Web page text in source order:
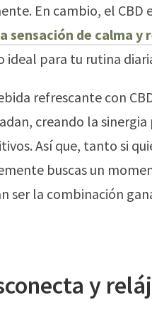
En cambio, el CBD
sensación de calma y
para tu rutina
refrescante con
creando la
Así que, tanto si
buscas un
ser la combinación
y